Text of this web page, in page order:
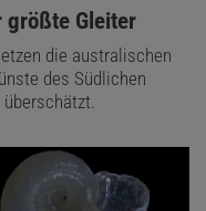
größte Gleiter
die australischen
des Südlichen